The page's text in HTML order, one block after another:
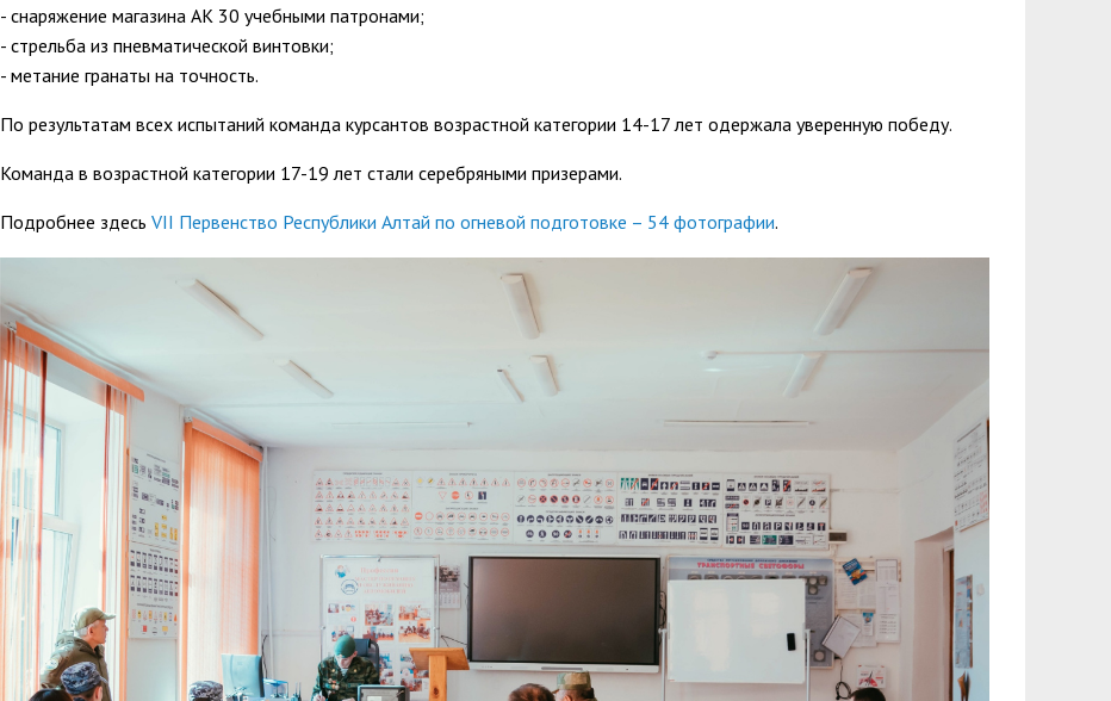
Структура
- снаряжение магазина АК 30 учебными патронами;
- стрельба из пневматической винтовки;
- метание гранаты на точность.
По результатам всех испытаний команда курсантов возрастной категории 14-17 лет одержала уверенную победу.
Команда в возрастной категории 17-19 лет стали серебряными призерами.
Подробнее здесь VII Первенство Республики Алтай по огневой подготовке – 54 фотографии.